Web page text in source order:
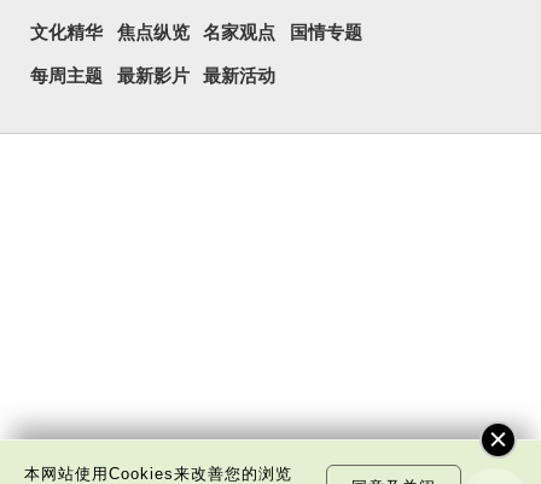
文化精华 焦点纵览 名家观点 国情专题
每周主题 最新影片 最新活动
本网站使用Cookies来改善您的浏览